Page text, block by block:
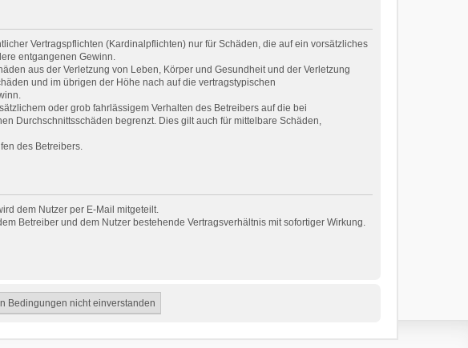
Vertragspflichten (Kardinalpflichten) nur für Schäden, die auf ein vorsätzliches
entgangenen Gewinn.
aus der Verletzung von Leben, Körper und Gesundheit und der Verletzung
und im übrigen der Höhe nach auf die vertragstypischen
oder grob fahrlässigem Verhalten des Betreibers auf die bei
Durchschnittsschäden begrenzt. Dies gilt auch für mittelbare Schäden,
des Betreibers.
dem Nutzer per E-Mail mitgeteilt.
Betreiber und dem Nutzer bestehende Vertragsverhältnis mit sofortiger Wirkung.